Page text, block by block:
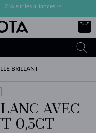
7 % sur les alliances ->
BRILLANT
AVEC
0,5CT